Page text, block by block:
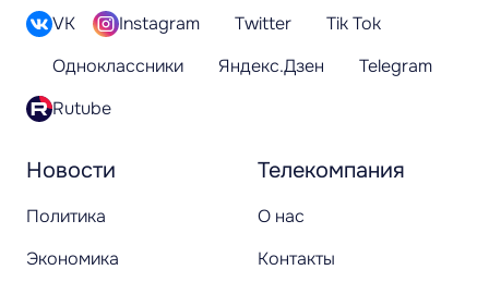
Новости
Политика
Экономика
Телекомпания
О нас
Контакты
VK Instagram Twitter
Tik Tok
Одноклассники
Яндекс.Дзен
Telegram
Rutube